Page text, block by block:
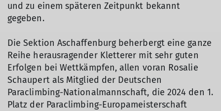
und zu einem späteren Zeitpunkt bekannt
gegeben.
Die Sektion Aschaffenburg beherbergt eine ganze
Reihe herausragender Kletterer mit sehr guten
Erfolgen bei Wettkämpfen, allen voran Rosalie
Schaupert als Mitglied der Deutschen
Paraclimbing-Nationalmannschaft, die 2024 den 1.
Platz der Paraclimbing-Europameisterschaft